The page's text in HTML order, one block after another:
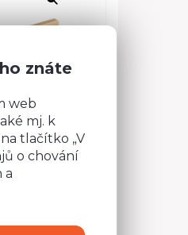
ks
znáte
web
mj. k
tlačítko „V
o chování
a